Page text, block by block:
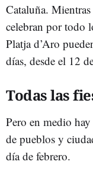
Cataluña.
celebran por todo
Platja d’Aro
días, desde el 12
Todas las
Pero en medio
de pueblos y
día de febrero.